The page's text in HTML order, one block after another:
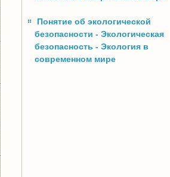
Понятие об экологической
безопасности - Экологическая
безопасность - Экология в
современном мире